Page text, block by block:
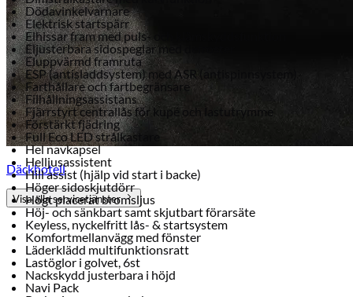
Däckhotell
Visa alla servicetjänster
Dödavinkelvarnare
Elektrisk startspärr
Elhissar fram med puls- och klämskyddsfunktion
Eljusterbara sidospeglar med defroster
Eluppvärmd framruta
ESP (antisladdsystem) med ASR (antispinnsystem)
Farthållare och fartbegränsare
Filhållningsassistans
Fjärrstyrt centrallås för kupé och lastutrymme
Förstärkt fjädring
Full Eco LED strålkastare
Hel navkapsel
Helljusassistent
Hill assist (hjälp vid start i backe)
Höger sidoskjutdörr
Högt placerat bromsljus
Höj- och sänkbart samt skjutbart förarsäte
Keyless, nyckelfritt lås- & startsystem
Komfortmellanvägg med fönster
Läderklädd multifunktionsratt
Lastöglor i golvet, 6st
Nackskydd justerbara i höjd
Navi Pack